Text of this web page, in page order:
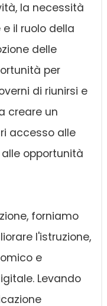
la necessità
il ruolo della
delle
per
di riunirsi e
creare un
accesso alle
opportunità
forniamo
l'istruzione,
e
Levando